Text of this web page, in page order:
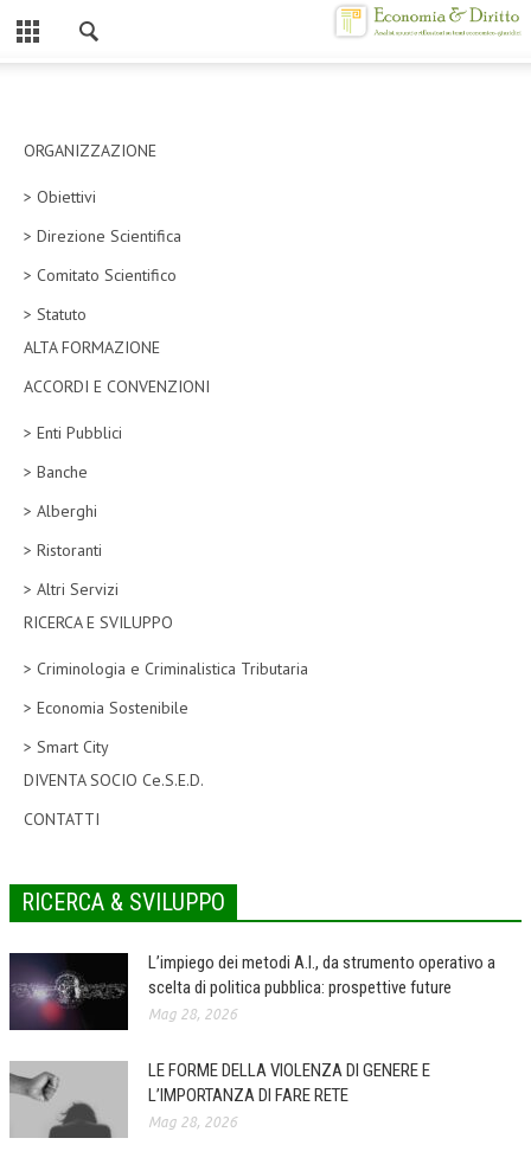
CHI SIAMO
MISSION
CONTATTI
ATTO COSTITUTIVO E STATUTO
ORGANIZZAZIONE
OBIETTIVI
DIREZIONE SCIENTIFICA
ALTA FORMAZIONE
LA RIVISTA
COMITATO EDITORIALE
PEER REVIEW
CODICE ETICO
AUTORI
COLLABORA CON NOI
ORGANIZZAZIONE
> Obiettivi
> Direzione Scientifica
> Comitato Scientifico
> Statuto
ALTA FORMAZIONE
ACCORDI E CONVENZIONI
> Enti Pubblici
> Banche
> Alberghi
> Ristoranti
> Altri Servizi
RICERCA E SVILUPPO
> Criminologia e Criminalistica Tributaria
> Economia Sostenibile
> Smart City
DIVENTA SOCIO Ce.S.E.D.
CONTATTI
RICERCA & SVILUPPO
L’impiego dei metodi A.I., da strumento operativo a
scelta di politica pubblica: prospettive future
Mag 28, 2026
LE FORME DELLA VIOLENZA DI GENERE E
L’IMPORTANZA DI FARE RETE
Mag 28, 2026